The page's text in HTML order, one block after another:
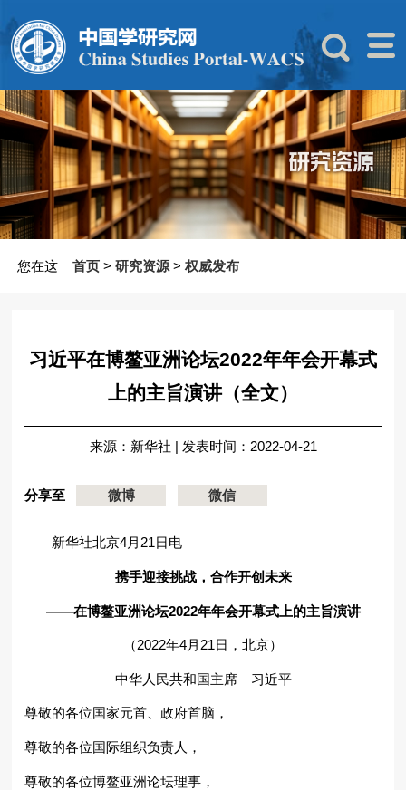
您在这 首页> 研究资源> 权威发布
习近平在博鳌亚洲论坛2022年年会开幕式
上的主旨演讲（全文）
来源：新华社 发表时间：2022-04-21
分享至 微博 微信
新华社北京4月21日电
携手迎接挑战，合作开创未来
——在博鳌亚洲论坛2022年年会开幕式上的主旨演讲
（2022年4月21日，北京）
中华人民共和国主席 习近平
尊敬的各位国家元首、政府首脑，
尊敬的各位国际组织负责人，
尊敬的各位博鳌亚洲论坛理事，